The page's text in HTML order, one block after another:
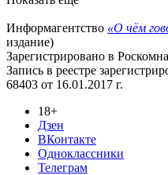
Информагентство «О чём
издание)
Зарегистрировано в
Запись в реестре
68403 от 16.01.2017 г.
18+
Дзен
ВКонтакте
Одноклассники
Телеграм